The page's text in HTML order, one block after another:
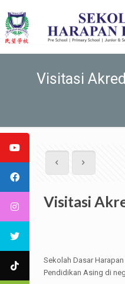
Visitasi
Visitasi
Sekolah Dasar
Pendidikan Asing di